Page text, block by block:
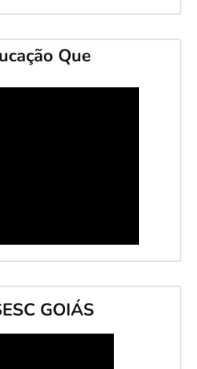
Que
GOIÁS